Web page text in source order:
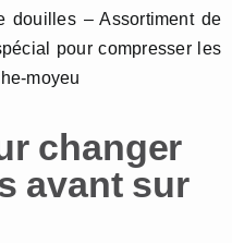
douilles – Assortiment de
pour compresser les
moyeu
changer
avant sur